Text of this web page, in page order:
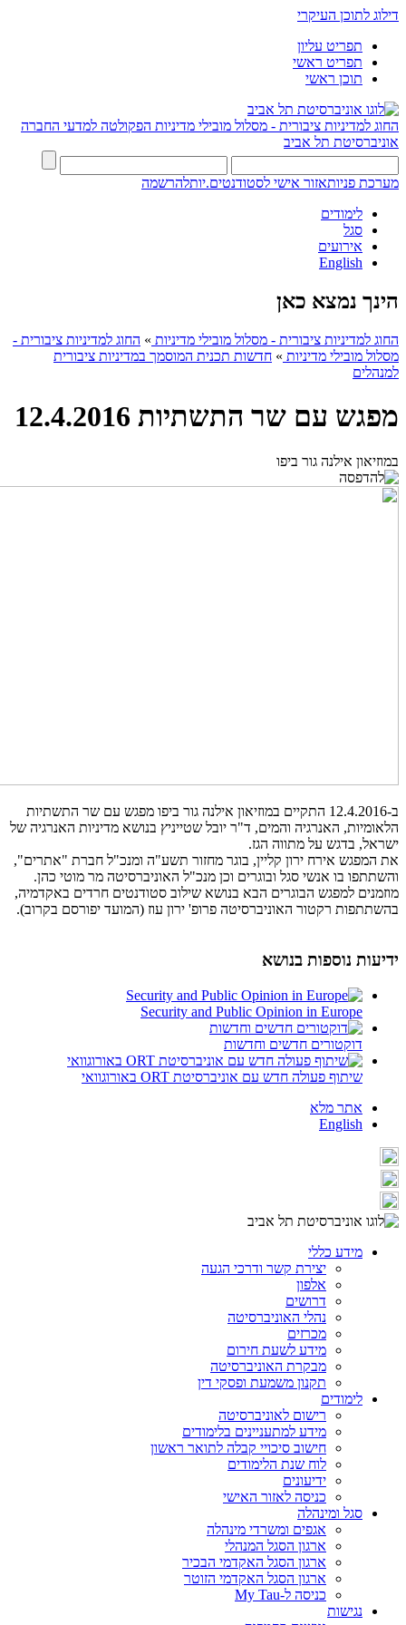
דילוג לתוכן העיקרי
תפריט עליון
תפריט ראשי
תוכן ראשי
החוג למדיניות ציבורית - מסלול מובילי מדיניות הפקולטה למדעי החברה
אוניברסיטת תל אביב
מערכת פניותאזור אישי לסטודנטים.יותלהרשמה
לימודים
סגל
אירועים
English
הינך נמצא כאן
החוג למדיניות ציבורית - מסלול מובילי מדיניות » החוג למדיניות ציבורית -
מסלול מובילי מדיניות » חדשות תכנית המוסמך במדיניות ציבורית
למנהלים
מפגש עם שר התשתיות 12.4.2016
במוזיאון אילנה גור ביפו
ב-12.4.2016 התקיים במוזיאון אילנה גור ביפו מפגש עם שר התשתיות
הלאומיות, האנרגיה והמים, ד"ר יובל שטייניץ בנושא מדיניות האנרגיה של
ישראל, בדגש על מתווה הגז.
את המפגש אירח ירון קליין, בוגר מחזור תשע"ה ומנכ"ל חברת "אתרים",
והשתתפו בו אנשי סגל ובוגרים וכן מנכ"ל האוניברסיטה מר מוטי כהן.
מוזמנים למפגש הבוגרים הבא בנושא שילוב סטודנטים חרדים באקדמיה,
בהשתתפות רקטור האוניברסיטה פרופ' ירון עוז (המועד יפורסם בקרוב).
ידיעות נוספות בנושא
Security and Public Opinion in Europe
דוקטורים חדשים וחדשות
שיתוף פעולה חדש עם אוניברסיטת ORT באורוגוואי
אתר מלא
English
מידע כללי
יצירת קשר ודרכי הגעה
אלפון
דרושים
נהלי האוניברסיטה
מכרזים
מידע לשעת חירום
מבקרת האוניברסיטה
תקנון משמעת ופסקי דין
לימודים
רישום לאוניברסיטה
מידע למתעניינים בלימודים
חישוב סיכויי קבלה לתואר ראשון
לוח שנת הלימודים
ידיעונים
כניסה לאזור האישי
סגל ומינהלה
אגפים ומשרדי מינהלה
ארגון הסגל המנהלי
ארגון הסגל האקדמי הבכיר
ארגון הסגל האקדמי הזוטר
כניסה ל-My Tau
נגישות